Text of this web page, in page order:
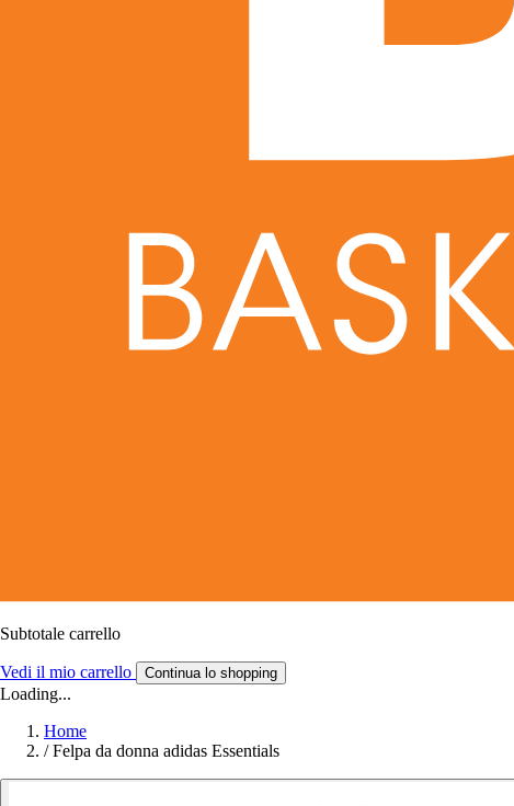
Subtotale carrello
Vedi il mio carrello Continua lo shopping
Loading...
Home
/ Felpa da donna adidas Essentials